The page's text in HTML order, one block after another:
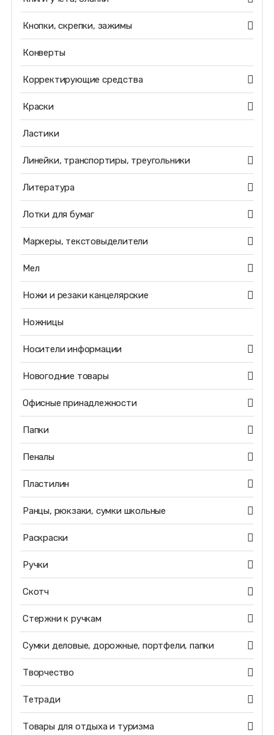
Кнопки, скрепки, зажимы
Конверты
Корректирующие средства
Краски
Ластики
Линейки, транспортиры, треугольники
Литература
Лотки для бумаг
Маркеры, текстовыделители
Мел
Ножи и резаки канцелярские
Ножницы
Носители информации
Новогодние товары
Офисные принадлежности
Папки
Пеналы
Пластилин
Ранцы, рюкзаки, сумки школьные
Раскраски
Ручки
Скотч
Стержни к ручкам
Сумки деловые, дорожные, портфели, папки
Творчество
Тетради
Товары для отдыха и туризма